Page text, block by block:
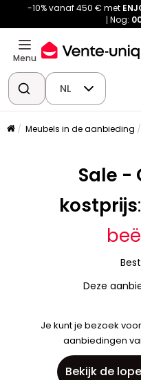
-10% vanaf 450 € met
Nog:
Menu
NL
Meubels in de aanbieding
Sale -
kostprijs:
Deze
Je kunt je bezoek
aanbiedingen
Bekijk de